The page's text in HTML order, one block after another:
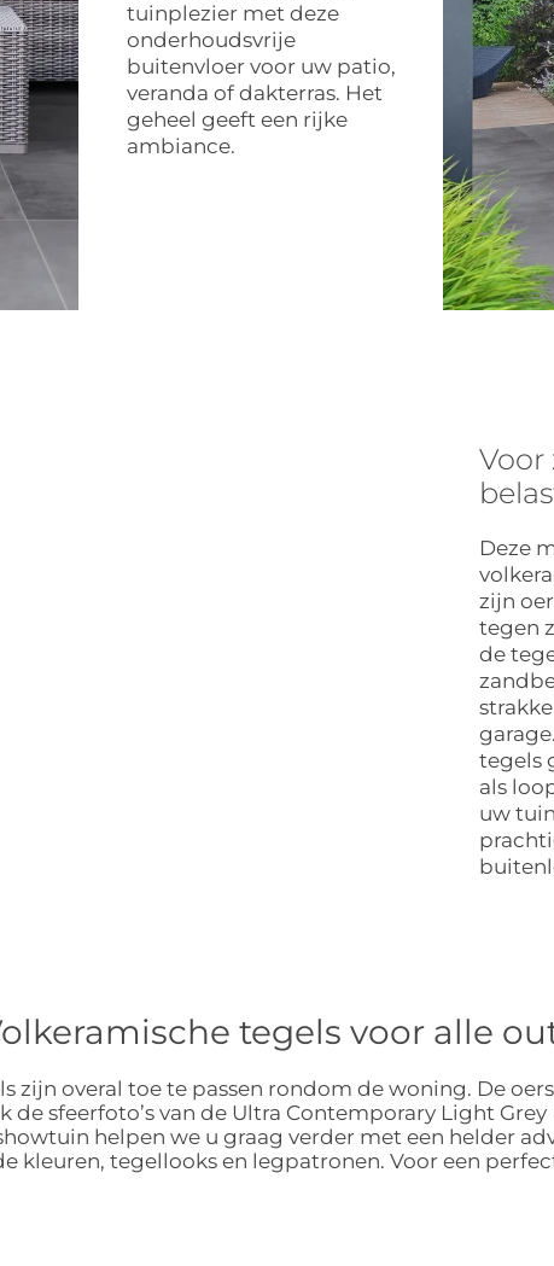
tuinplezier met deze
onderhoudsvrije
buitenvloer voor uw patio,
veranda of dakterras. Het
geheel geeft een rijke
ambiance.
Voor
Deze
zijn
tegen
de
tegels
als
uw
tegels voor alle
zijn overal toe te passen rondom de woning. De
de sfeerfoto’s van de Ultra Contemporary Light
helpen we u graag verder met een helder
kleuren, tegellooks en legpatronen. Voor een